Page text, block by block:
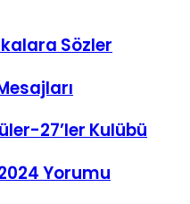
Sözler
27’ler Kulübü
Yorumu